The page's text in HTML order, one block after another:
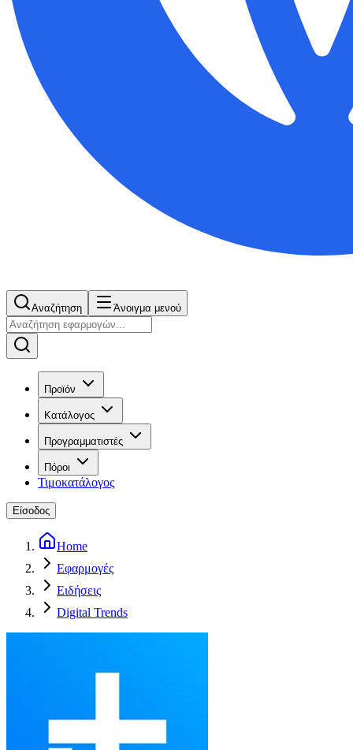
Αναζήτηση Άνοιγμα μενού
Προϊόν
Κατάλογος
Προγραμματιστές
Πόροι
Τιμοκατάλογος
Είσοδος
Home
Εφαρμογές
Ειδήσεις
Digital Trends